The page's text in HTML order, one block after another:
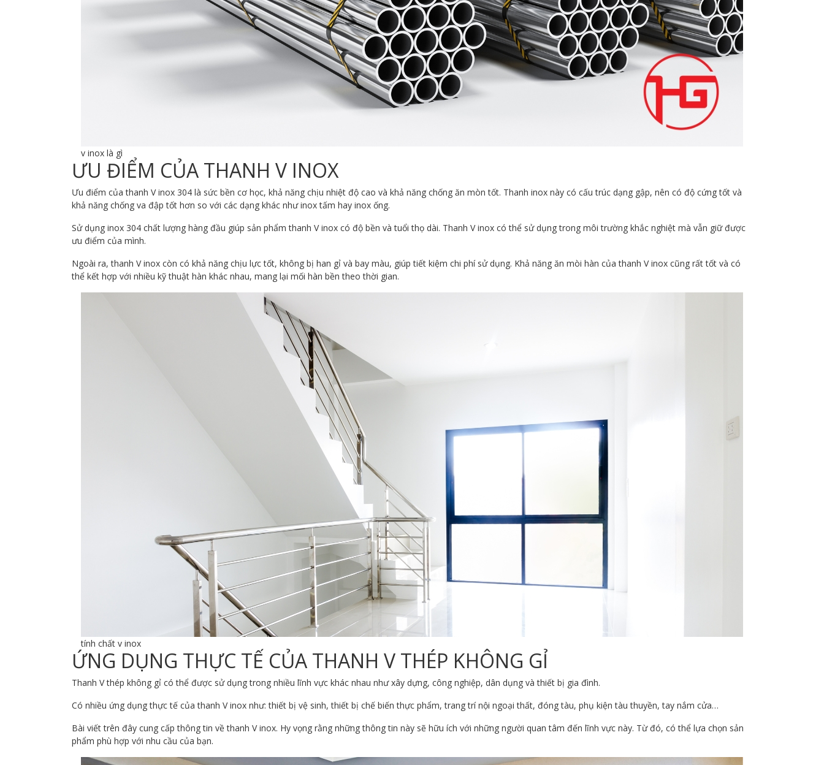
v inox là gì
ƯU ĐIỂM CỦA THANH V INOX
Ưu điểm của thanh V inox 304 là sức bền cơ học, khả năng chịu nhiệt độ cao và khả năng chống ăn mòn tốt. Thanh inox này có cấu trúc dạng gập, nên có độ cứng tốt và
khả năng chống va đập tốt hơn so với các dạng khác như inox tấm hay inox ống.
Sử dụng inox 304 chất lượng hàng đầu giúp sản phẩm thanh V inox có độ bền và tuổi thọ dài. Thanh V inox có thể sử dụng trong môi trường khắc nghiệt mà vẫn giữ được
ưu điểm của mình.
Ngoài ra, thanh V inox còn có khả năng chịu lực tốt, không bị han gỉ và bay màu, giúp tiết kiệm chi phí sử dụng. Khả năng ăn mòi hàn của thanh V inox cũng rất tốt và có
thể kết hợp với nhiều kỹ thuật hàn khác nhau, mang lại mối hàn bền theo thời gian.
tính chất v inox
ỨNG DỤNG THỰC TẾ CỦA THANH V THÉP KHÔNG GỈ
Thanh V thép không gỉ có thể được sử dụng trong nhiều lĩnh vực khác nhau như xây dựng, công nghiệp, dân dụng và thiết bị gia đình.
Có nhiều ứng dụng thực tế của thanh V inox như: thiết bị vệ sinh, thiết bị chế biến thực phẩm, trang trí nội ngoại thất, đóng tàu, phụ kiện tàu thuyền, tay nắm cửa…
Bài viết trên đây cung cấp thông tin về thanh V inox. Hy vọng rằng những thông tin này sẽ hữu ích với những người quan tâm đến lĩnh vực này. Từ đó, có thể lựa chọn sản
phẩm phù hợp với nhu cầu của bạn.